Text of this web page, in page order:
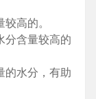
高的。
分含量较高的
的水分，有助